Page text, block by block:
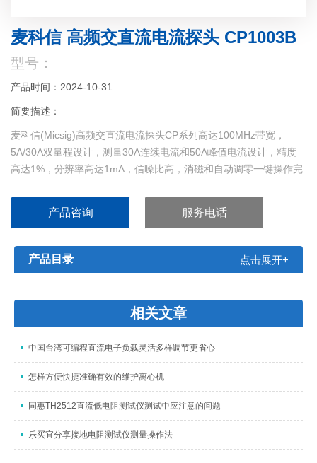
麦科信 高频交直流电流探头 CP1003B
型号：
产品时间：2024-10-31
简要描述：
麦科信(Micsig)高频交直流电流探头CP系列高达100MHz带宽，
5A/30A双量程设计，测量30A连续电流和50A峰值电流设计，精度
高达1%，分辨率高达1mA，信噪比高，消磁和自动调零一键操作完
产品咨询 服务电话
产品目录 点击展开+
相关文章
中国台湾可编程直流电子负载灵活多样调节更省心
怎样方便快捷准确有效的维护离心机
同惠TH2512直流低电阻测试仪测试中应注意的问题
乐买宜分享接地电阻测试仪测量操作法